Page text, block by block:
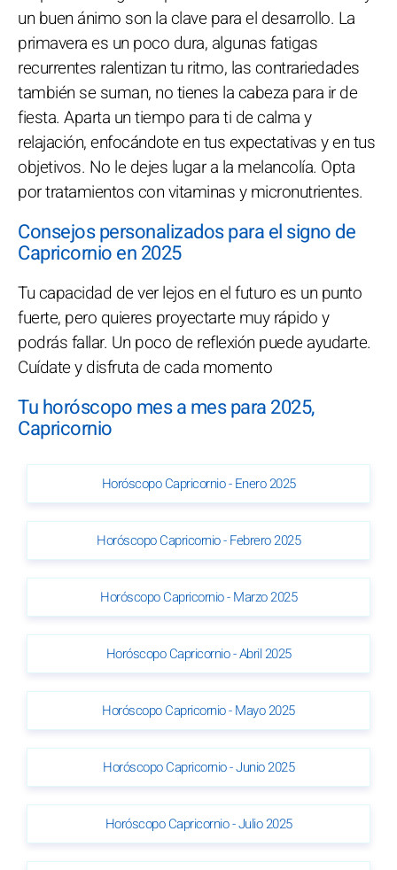
un buen ánimo son la clave para el desarrollo. La
primavera es un poco dura, algunas fatigas
recurrentes ralentizan tu ritmo, las contrariedades
también se suman, no tienes la cabeza para ir de
fiesta. Aparta un tiempo para ti de calma y
relajación, enfocándote en tus expectativas y en tus
objetivos. No le dejes lugar a la melancolía. Opta
por tratamientos con vitaminas y micronutrientes.
Consejos personalizados para el signo de
Capricornio en 2025
Tu capacidad de ver lejos en el futuro es un punto
fuerte, pero quieres proyectarte muy rápido y
podrás fallar. Un poco de reflexión puede ayudarte.
Cuídate y disfruta de cada momento
Tu horóscopo mes a mes para 2025,
Capricornio
Horóscopo Capricornio - Enero 2025
Horóscopo Capricornio - Febrero 2025
Horóscopo Capricornio - Marzo 2025
Horóscopo Capricornio - Abril 2025
Horóscopo Capricornio - Mayo 2025
Horóscopo Capricornio - Junio 2025
Horóscopo Capricornio - Julio 2025